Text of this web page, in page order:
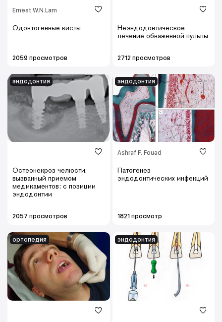
Ernest W.N.Lam
Одонтогенные кисты
2059 просмотров
Неэндодонтическое
лечение обнаженной пульпы
2712 просмотров
эндодонтия
Остеонекроз челюсти,
вызванный приемом
медикаментов: c позиции
эндодонтии
2057 просмотров
эндодонтия
Ashraf F. Fouad
Патогенез
эндодонтических инфекций
1821 просмотр
ортопедия эндодонтия